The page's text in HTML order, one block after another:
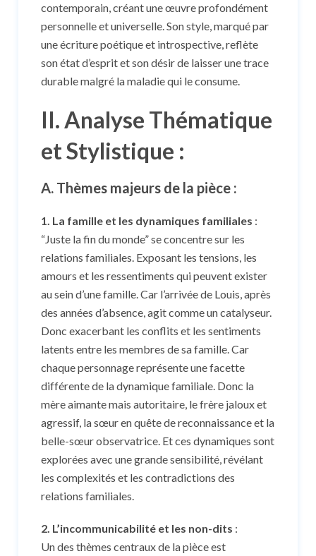
contemporain, créant une œuvre profondément
personnelle et universelle. Son style, marqué par
une écriture poétique et introspective, reflète
son état d’esprit et son désir de laisser une trace
durable malgré la maladie qui le consume.
II. Analyse Thématique
et Stylistique :
A. Thèmes majeurs de la pièce :
1. La famille et les dynamiques familiales :
“Juste la fin du monde” se concentre sur les
relations familiales. Exposant les tensions, les
amours et les ressentiments qui peuvent exister
au sein d’une famille. Car l’arrivée de Louis, après
des années d’absence, agit comme un catalyseur.
Donc exacerbant les conflits et les sentiments
latents entre les membres de sa famille. Car
chaque personnage représente une facette
différente de la dynamique familiale. Donc la
mère aimante mais autoritaire, le frère jaloux et
agressif, la sœur en quête de reconnaissance et la
belle-sœur observatrice. Et ces dynamiques sont
explorées avec une grande sensibilité, révélant
les complexités et les contradictions des
relations familiales.
2. L’incommunicabilité et les non-dits :
Un des thèmes centraux de la pièce est